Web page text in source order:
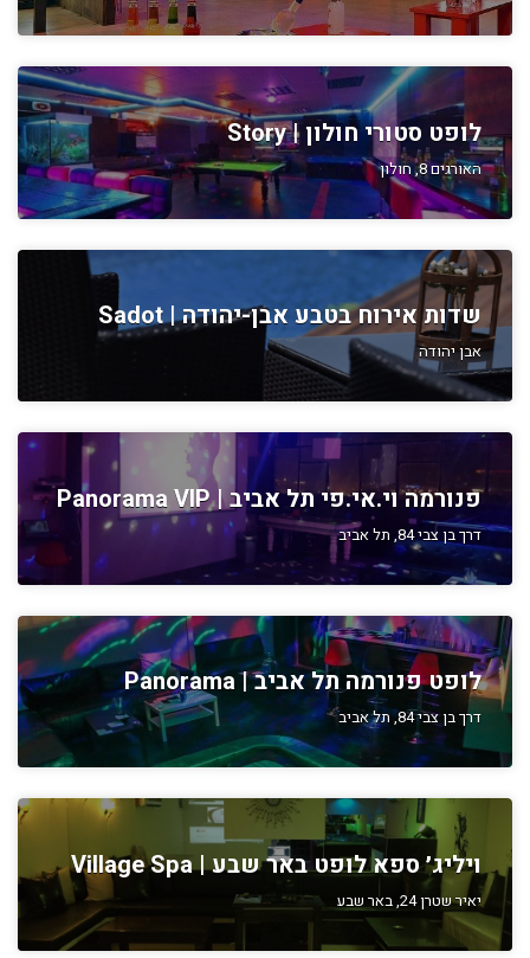
לופט סטורי חולון | Story
האורגים 8, חולון
שדות אירוח בטבע אבן-יהודה | Sadot
אבן יהודה
פנורמה וי.אי.פי תל אביב | Panorama VIP
דרך בן צבי 84, תל אביב
לופט פנורמה תל אביב | Panorama
דרך בן צבי 84, תל אביב
ויליג׳ ספא לופט באר שבע | Village Spa
יאיר שטרן 24, באר שבע